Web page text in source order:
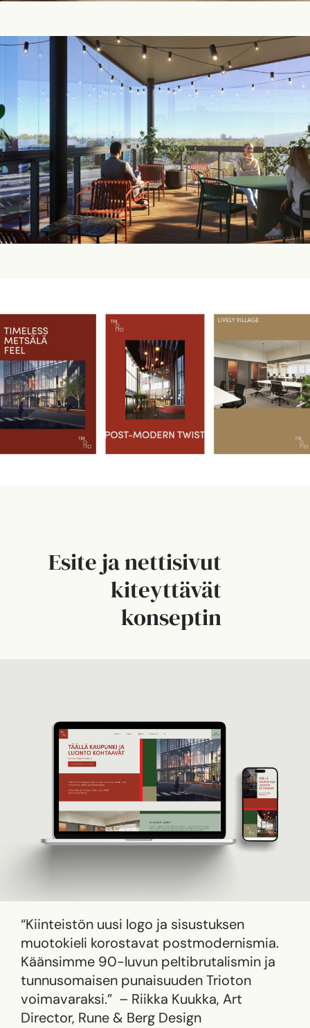
Esite ja nettisivut
kiteyttävät
konseptin
“Kiinteistön uusi logo ja sisustuksen
muotokieli korostavat postmodernismia.
Käänsimme 90-luvun peltibrutalismin ja
tunnusomaisen punaisuuden Trioton
voimavaraksi.” – Riikka Kuukka, Art
Director, Rune & Berg Design